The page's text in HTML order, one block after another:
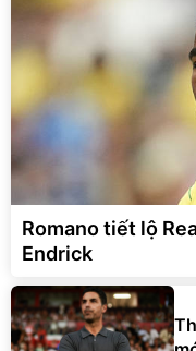
Romano tiết lộ
Endrick